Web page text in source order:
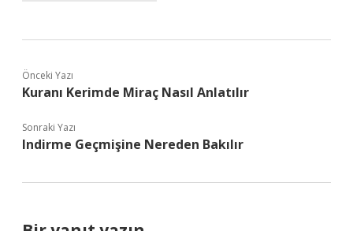
Önceki Yazı
Kuranı Kerimde Miraç Nasıl Anlatılır
Sonraki Yazı
Indirme Geçmişine Nereden Bakılır